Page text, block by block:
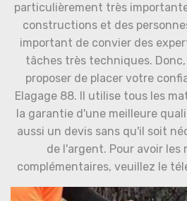
particulièrement très
constructions et des
important de convier des
tâches très techniques.
proposer de placer votre
Elagage 88. Il utilise tous les
la garantie d'une meilleure
aussi un devis sans qu'il soit
de l'argent. Pour avoir les
complémentaires, veuillez le